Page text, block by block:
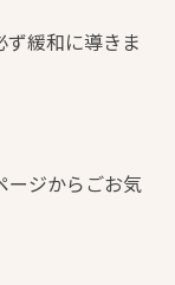
ず緩和に導きま
ージからごお気